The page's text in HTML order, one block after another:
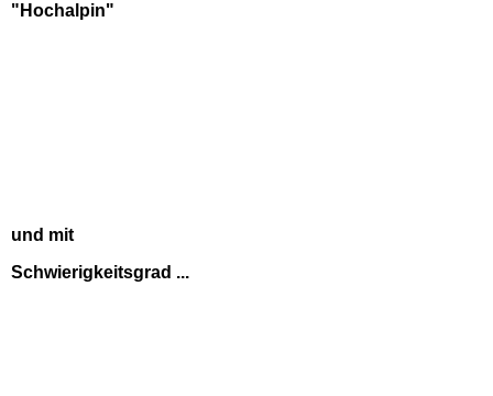
"Hochalpin"
und mit
Schwierigkeitsgrad ...